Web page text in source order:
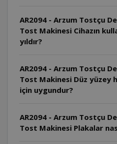
AR2094 - Arzum Tostçu
Tost Makinesi Cihazın
yıldır?
AR2094 - Arzum Tostçu
Tost Makinesi Düz yüzey
için uygundur?
AR2094 - Arzum Tostçu
Tost Makinesi Plakalar